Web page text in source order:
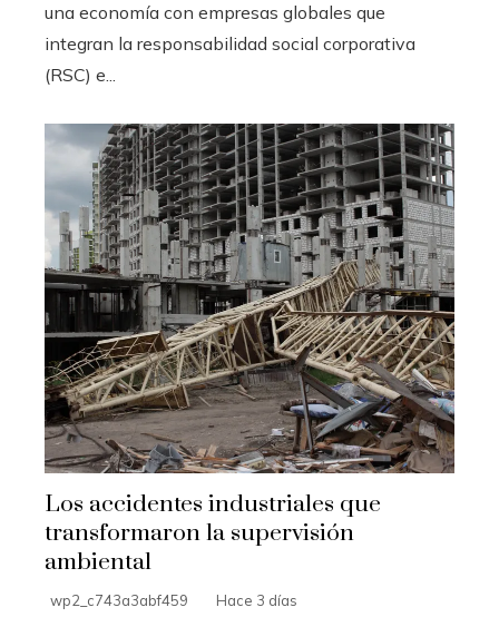
una economía con empresas globales que
integran la responsabilidad social corporativa
(RSC) e...
Los accidentes industriales que
transformaron la supervisión
ambiental
wp2_c743a3abf459 Hace 3 días